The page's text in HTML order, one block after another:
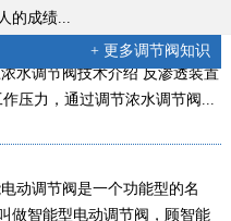
的成绩...
+ 更多调节阀知识
水调节阀技术介绍 反渗透装置
压力，通过调节浓水调节阀...
动调节阀是一个功能型的名
做智能型电动调节阀，顾智能